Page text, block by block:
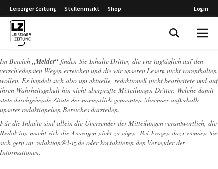
Leipziger Zeitung Stellenmarkt Shop Login
Im Bereich „Melder“ finden Sie Inhalte Dritter, die uns tagtäglich auf den
verschiedensten Wegen erreichen und die wir unseren Lesern nicht vorenthalten
wollen. Es handelt sich also um aktuelle, redaktionell nicht bearbeitete und auf
ihren Wahrheitsgehalt hin nicht überprüfte Mitteilungen Dritter. Welche damit
stets durchgehende Zitate der namentlich genannten Absender außerhalb
unseres redaktionellen Bereiches darstellen.
Für die Inhalte sind allein die Übersender der Mitteilungen verantwortlich, die
Redaktion macht sich die Aussagen nicht zu eigen. Bei Fragen dazu wenden Sie
sich gern an redaktion@l-iz.de oder kontaktieren den Versender der
Informationen.